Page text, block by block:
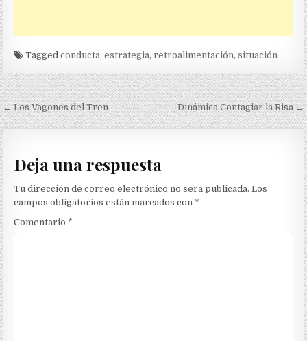
Taggedconducta,estrategia,retroalimentación,situación
Navegación
de
entradas
← Los Vagones del Tren Dinámica Contagiar la Risa →
Deja una respuesta
Tu dirección de correo electrónico no será publicada. Los
campos obligatorios están marcados con *
Comentario *